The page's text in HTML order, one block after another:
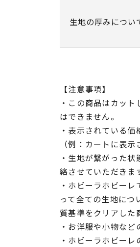
生地の厚みについ
【注意事項】
・この商品はカッ
はできません。
・表示されている価
（例：カートに表
・生地が繋がった
絡させていただきま
・ホビーラホビー
って全ての生地につ
質基準をクリアした
・お洋服や小物など
・ホビーラホビー